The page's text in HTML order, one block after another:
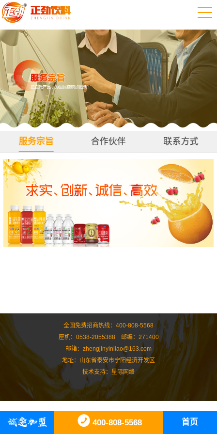
服务宗旨 合作伙伴 联系方式
全国免费招商热线：400-808-5568
座机：0538-2055388 邮编：271400
邮箱：zhengjinyinliao@163.com
地址：山东省泰安市宁阳经济开发区
技术支持： 星际网络
400-808-5568 首页